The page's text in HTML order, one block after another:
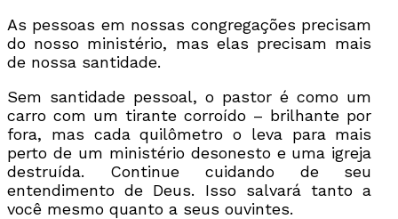
As pessoas em nossas congregações precisam
do nosso ministério, mas elas precisam mais
de nossa santidade.
Sem santidade pessoal, o pastor é como um
carro com um tirante corroído – brilhante por
fora, mas cada quilômetro o leva para mais
perto de um ministério desonesto e uma igreja
destruída. Continue cuidando de seu
entendimento de Deus. Isso salvará tanto a
você mesmo quanto a seus ouvintes.